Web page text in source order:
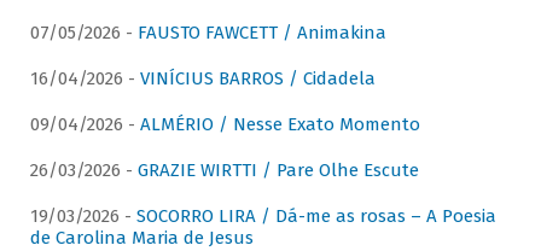
07/05/2026 - FAUSTO FAWCETT / Animakina
16/04/2026 - VINÍCIUS BARROS / Cidadela
09/04/2026 - ALMÉRIO / Nesse Exato Momento
26/03/2026 - GRAZIE WIRTTI / Pare Olhe Escute
19/03/2026 - SOCORRO LIRA / Dá-me as rosas – A Poesia
de Carolina Maria de Jesus